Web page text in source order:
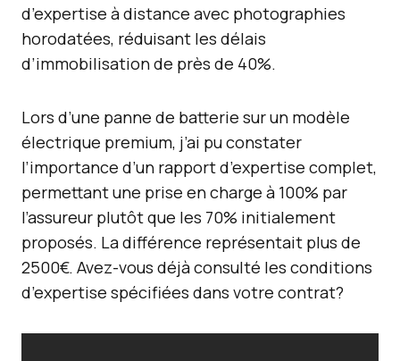
d’expertise à distance avec photographies
horodatées, réduisant les délais
d’immobilisation de près de 40%.
Lors d’une panne de batterie sur un modèle
électrique premium, j’ai pu constater
l’importance d’un rapport d’expertise complet,
permettant une prise en charge à 100% par
l’assureur plutôt que les 70% initialement
proposés. La différence représentait plus de
2500€. Avez-vous déjà consulté les conditions
d’expertise spécifiées dans votre contrat?